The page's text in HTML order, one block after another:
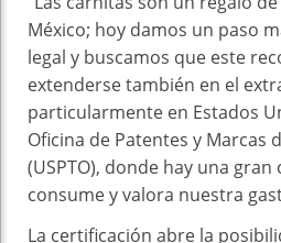
México; hoy damos un paso
legal y buscamos que este
extenderse también en el
particularmente en Estados
Oficina de Patentes y Marcas
(USPTO), donde hay una
consume y valora nuestra
La certificación abre la